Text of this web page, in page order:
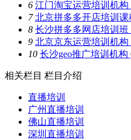
6 江门淘宝运营培训机构
7 北京拼多多开店培训课
8 长沙拼多多网店培训班
9 北京京东运营培训机构
10 长沙geo推广培训机构
相关栏目 栏目介绍
直播培训
广州直播培训
佛山直播培训
深圳直播培训